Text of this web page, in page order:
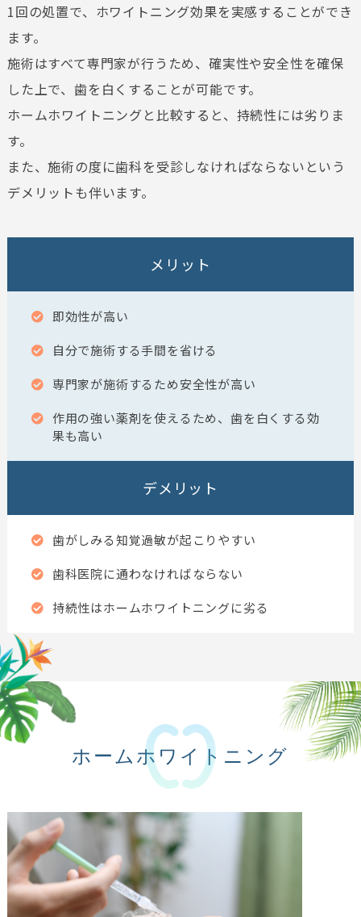
1回の処置で、ホワイトニング効果を実感することができ
ます。
施術はすべて専門家が行うため、確実性や安全性を確保
した上で、歯を白くすることが可能です。
ホームホワイトニングと比較すると、持続性には劣りま
す。
また、施術の度に歯科を受診しなければならないという
デメリットも伴います。
メリット
即効性が高い
自分で施術する手間を省ける
専門家が施術するため安全性が高い
作用の強い薬剤を使えるため、歯を白くする効
果も高い
デメリット
歯がしみる知覚過敏が起こりやすい
歯科医院に通わなければならない
持続性はホームホワイトニングに劣る
ホームホワイトニング